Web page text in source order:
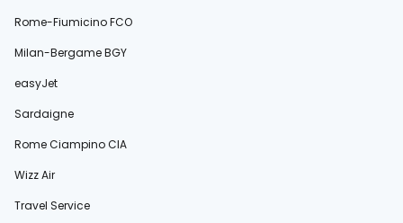
Rome-Fiumicino FCO
Milan-Bergame BGY
easyJet
Sardaigne
Rome Ciampino CIA
Wizz Air
Travel Service